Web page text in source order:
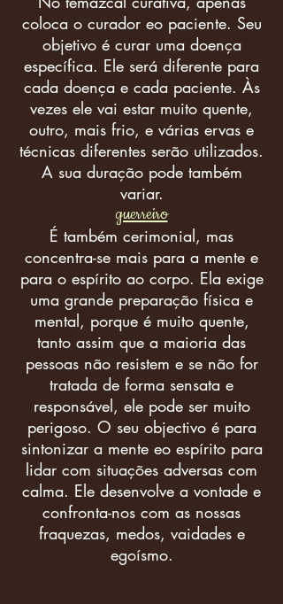
coloca o curador eo paciente. Seu
objetivo é curar uma doença
específica. Ele será diferente para
cada doença e cada paciente. Às
vezes ele vai estar muito quente,
outro, mais frio, e várias ervas e
técnicas diferentes serão utilizados.
A sua duração pode também
variar.
guerreiro
É também cerimonial, mas
concentra-se mais para a mente e
para o espírito ao corpo. Ela exige
uma grande preparação física e
mental, porque é muito quente,
tanto assim que a maioria das
pessoas não resistem e se não for
tratada de forma sensata e
responsável, ele pode ser muito
perigoso. O seu objectivo é para
sintonizar a mente eo espírito para
lidar com situações adversas com
calma. Ele desenvolve a vontade e
confronta-nos com as nossas
fraquezas, medos, vaidades e
egoísmo.